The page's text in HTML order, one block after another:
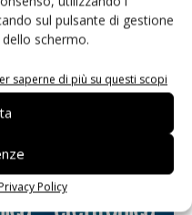
sul pulsante di gestione
schermo.
saperne di più su questi scopi
Policy